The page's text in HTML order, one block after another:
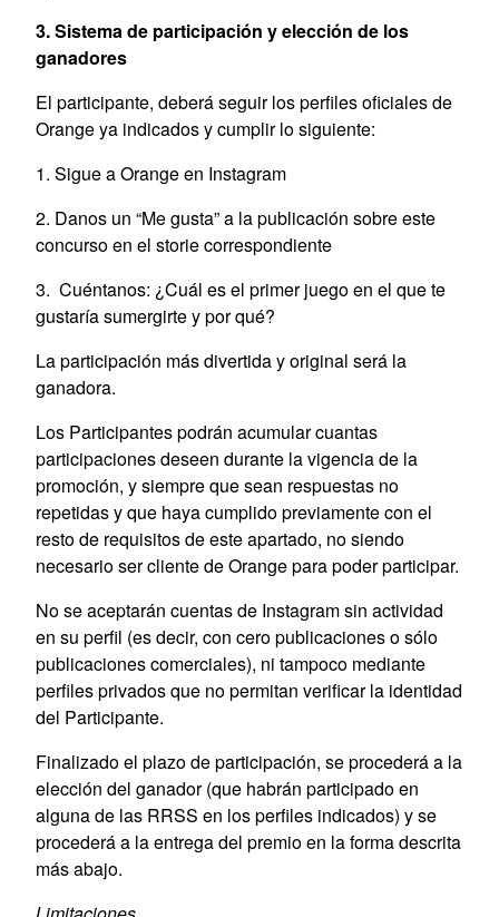
3. Sistema de participación y elección de los
ganadores
El participante, deberá seguir los perfiles oficiales de
Orange ya indicados y cumplir lo siguiente:
1. Sigue a Orange en Instagram
2. Danos un “Me gusta” a la publicación sobre este
concurso en el storie correspondiente
3. Cuéntanos: ¿Cuál es el primer juego en el que te
gustaría sumergirte y por qué?
La participación más divertida y original será la
ganadora.
Los Participantes podrán acumular cuantas
participaciones deseen durante la vigencia de la
promoción, y siempre que sean respuestas no
repetidas y que haya cumplido previamente con el
resto de requisitos de este apartado, no siendo
necesario ser cliente de Orange para poder participar.
No se aceptarán cuentas de Instagram sin actividad
en su perfil (es decir, con cero publicaciones o sólo
publicaciones comerciales), ni tampoco mediante
perfiles privados que no permitan verificar la identidad
del Participante.
Finalizado el plazo de participación, se procederá a la
elección del ganador (que habrán participado en
alguna de las RRSS en los perfiles indicados) y se
procederá a la entrega del premio en la forma descrita
más abajo.